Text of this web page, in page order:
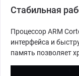
Стабильная
Процессор ARM
интерфейса и
память позволяет